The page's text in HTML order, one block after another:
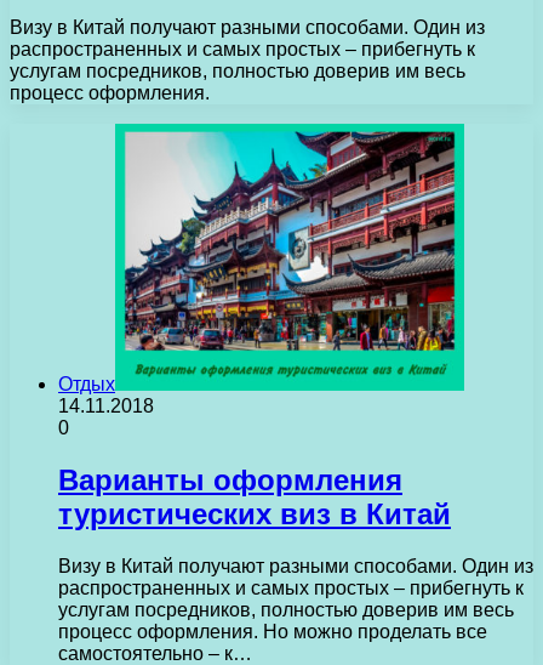
Визу в Китай получают разными способами. Один из
распространенных и самых простых – прибегнуть к
услугам посредников, полностью доверив им весь
процесс оформления.
Отдых
14.11.2018
0
Варианты оформления
туристических виз в Китай
Визу в Китай получают разными способами. Один из
распространенных и самых простых – прибегнуть к
услугам посредников, полностью доверив им весь
процесс оформления. Но можно проделать все
самостоятельно – к…